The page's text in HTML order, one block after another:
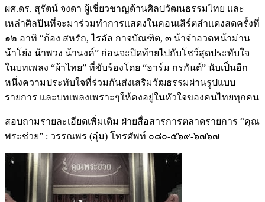
ผศ.ดร. สุรัตน์ จงดา ผู้เชี่ยวชาญด้านศิลปวัฒนธรรมไทย และ
เหล่าศิลปินที่จะมาร่วมทำการแสดงในคอนเสิร์ตสำแดงสดครั้งที่
๑๒ อาทิ “ก้อง สหรัถ, ไรอัล กาจบัณฑิต, ๓ น้าจำอวดหน้าม่าน
น้าโย่ง น้าพวง น้านงค์” ก่อนจะปิดท้ายไปกับโชว์สุดประทับใจ
ในบทเพลง “ผ้าไทย” ที่ขับร้องโดย “อาร์ม กรกันต์” นับเป็นอีก
หนึ่งความประทับใจที่ร่วมกันส่งเสริมวัฒธรรมผ่านรูปแบบ
รายการ และบทเพลงเพราะๆให้คงอยู่ในหัวใจของคนไทยทุกคน
สอบถามรายละเอียดเพิ่มเติม ฝ่ายสื่อสารการตลาดรายการ “คุณ
พระช่วย” : วรรณพร (อุ๋ม) โทรศัพท์ ๐๘๐-๕๖๙-๖๗๖๗